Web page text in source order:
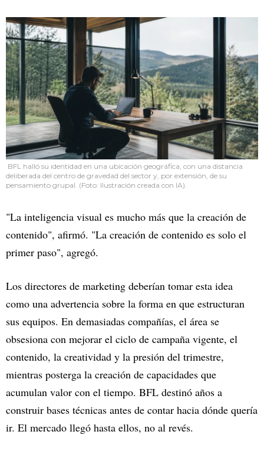
BFL halló su identidad en una ubicación geográfica, con una distancia
deliberada del centro de gravedad del sector y, por extensión, de su
pensamiento grupal. (Foto: Ilustración creada con IA).
"La inteligencia visual es mucho más que la creación de
contenido", afirmó. "La creación de contenido es solo el
primer paso", agregó.
Los directores de marketing deberían tomar esta idea
como una advertencia sobre la forma en que estructuran
sus equipos. En demasiadas compañías, el área se
obsesiona con mejorar el ciclo de campaña vigente, el
contenido, la creatividad y la presión del trimestre,
mientras posterga la creación de capacidades que
acumulan valor con el tiempo. BFL destinó años a
construir bases técnicas antes de contar hacia dónde quería
ir. El mercado llegó hasta ellos, no al revés.